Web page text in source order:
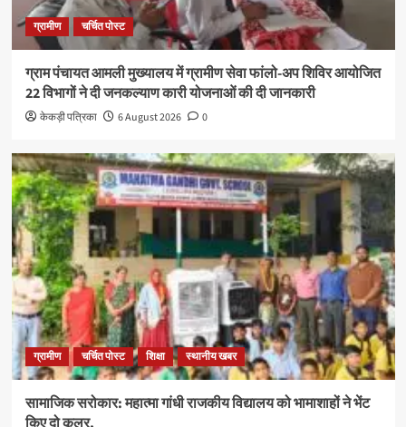
ग्रामीण चर्चित पोस्ट
ग्राम पंचायत आमली मुख्यालय में ग्रामीण सेवा फांलो-अप शिविर आयोजित
22 विभागों ने दी जनकल्याण कारी योजनाओं की दी जानकारी
केकड़ी पत्रिका 6 August 2026 0
ग्रामीण चर्चित पोस्ट शिक्षा स्थानीय खबर
सामाजिक सरोकार: महात्मा गांधी राजकीय विद्यालय को भामाशाहों ने भेंट